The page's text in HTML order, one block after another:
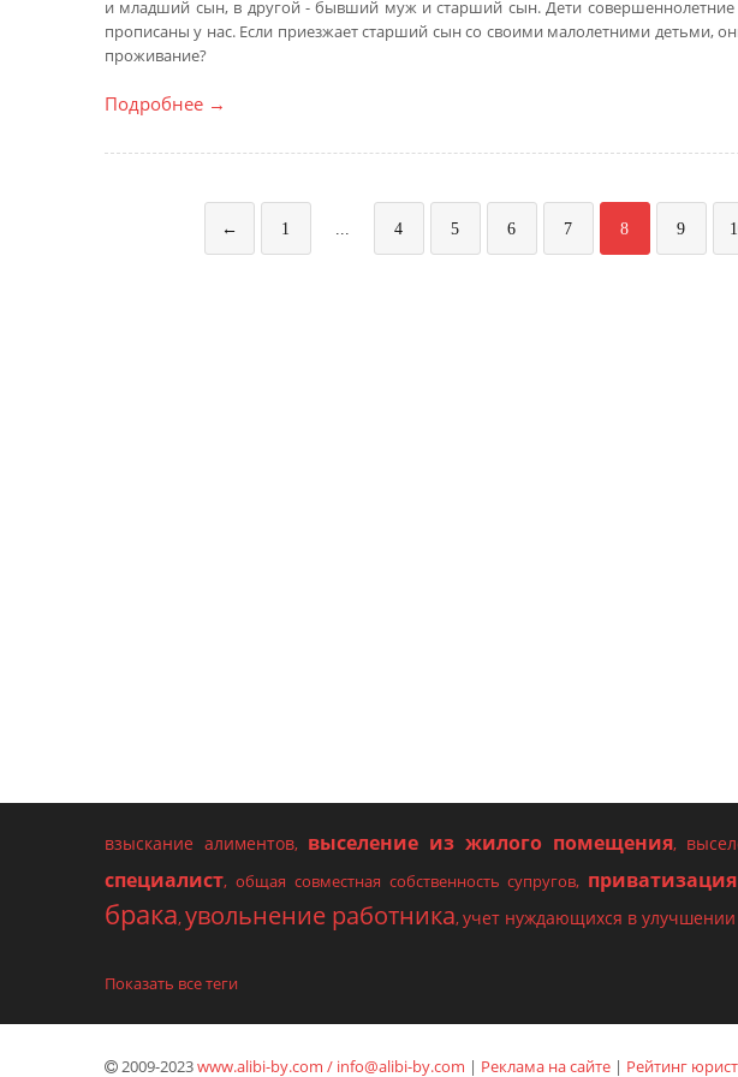
и младший сын, в другой - бывший муж и старший сын. Дети
прописаны у нас. Если приезжает старший сын со своими малолетними детьми,
проживание?
Подробнее →
← 1 ... 4 5 6 7 8 9
взыскание алиментов, выселение из жилого помещения,
специалист, общая совместная собственность супругов,
брака,увольнение работника,учет нуждающихся в
Показать все теги
2009-2023www.alibi-by.com / info@alibi-by.com | Реклама на сайте | Рейтинг